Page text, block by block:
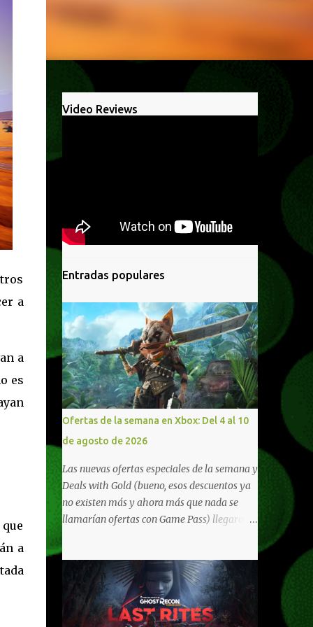
a
a
es
a
Video Reviews
Entradas populares
Ofertas de la semana en Xbox: Del 4 al 10
de agosto de 2026
Las nuevas ofertas especiales de la semana y
Deals with Gold (bueno, esos descuentos ya
no existen más y ahora más que nada se
llamarían ofertas con Game Pass) llegaron a
Xbox Network). Para aquellos en Windows
10/11, varios de los juegos que están de
oferta también cuentan con soporte para
Xbox Play Anywhere, lo que nos permite
jugarlos y mantener un progreso